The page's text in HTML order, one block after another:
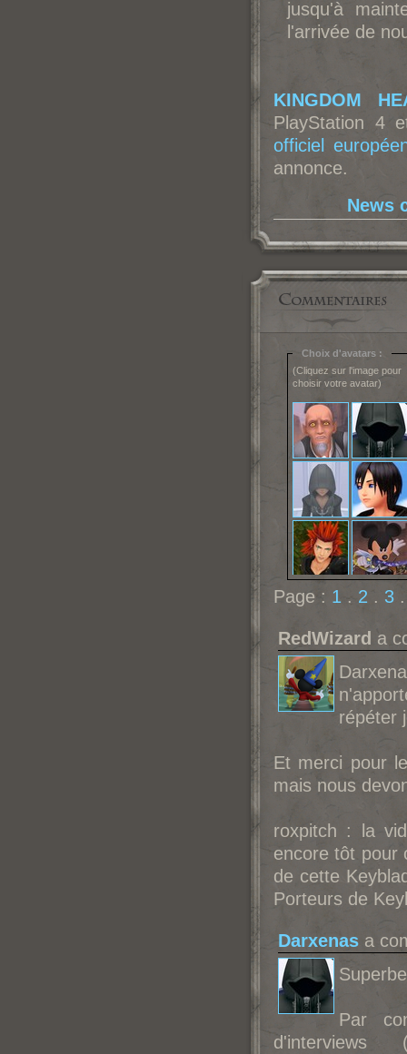
jusqu'à
l'arrivée de
KINGDOM
PlayStation 4
officiel
annonce.
News
Choix d'avatars :
(Cliquez sur l'image pour
choisir votre avatar)
Page : 1 . 2 . 3
RedWizard a
répéter
Et merci pour
mais nous
roxpitch : la
encore tôt pour
de cette
Porteurs de
Darxenas a
Par